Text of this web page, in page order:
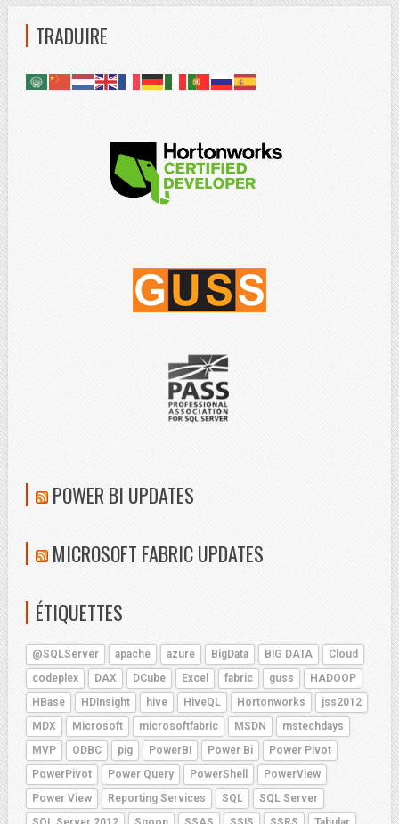
TRADUIRE
POWER BI UPDATES
MICROSOFT FABRIC UPDATES
ÉTIQUETTES
@SQLServer apache azure BigData BIG DATA
Cloud
codeplex
DAX DCube Excel fabric guss
HADOOP
HBase
HDInsight hive HiveQL Hortonworks
jss2012
MDX
Microsoft microsoftfabric MSDN
mstechdays
MVP
ODBC pig PowerBI Power Bi
Power Pivot
PowerPivot
Power Query PowerShell
PowerView
Power View
Reporting Services SQL
SQL Server